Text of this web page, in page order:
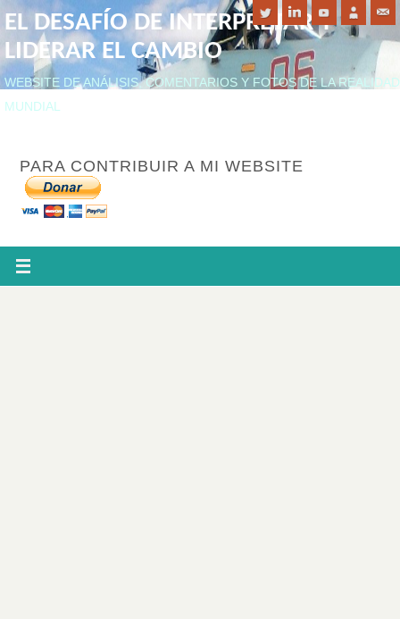
EL DESAFÍO DE INTERPRETAR Y
LIDERAR EL CAMBIO
WEBSITE DE ANÁLISIS, COMENTARIOS Y FOTOS DE LA REALIDAD
MUNDIAL
PARA CONTRIBUIR A MI WEBSITE